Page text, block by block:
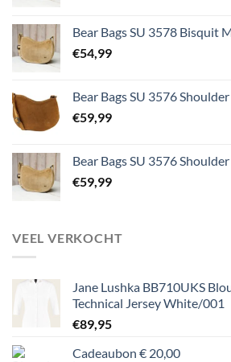
Bear Bags SU 3578 Bisquit
€54,99
Bear Bags SU 3576
€59,99
Bear Bags SU 3576
€59,99
VEEL VERKOCHT
Jane Lushka BB710UKS
Technical Jersey White/001
€89,95
Cadeaubon € 20,00